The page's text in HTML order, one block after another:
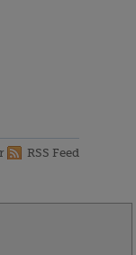
RSS Feed